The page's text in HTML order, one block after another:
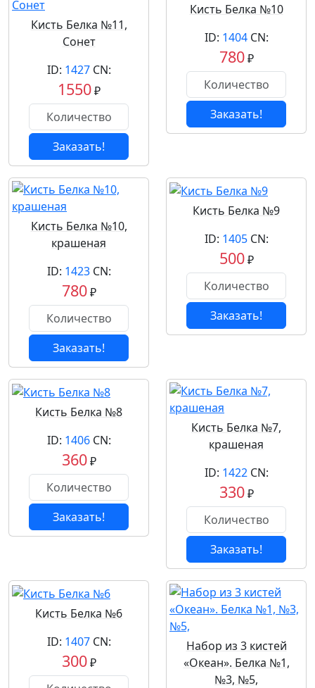
Кисть Белка №11,
Сонет
ID: 1427CN:
1550₽
Заказать!
Кисть Белка №10
ID: 1404CN:
780₽
Заказать!
Кисть Белка №10,
крашеная
ID: 1423CN:
780₽
Заказать!
Кисть Белка №9
ID: 1405CN:
500₽
Заказать!
Кисть Белка №8
ID: 1406CN:
360₽
Заказать!
Кисть Белка №7,
крашеная
ID: 1422CN:
330₽
Заказать!
Кисть Белка №6
ID: 1407CN:
300₽
Набор из 3 кистей
«Океан». Белка №1,
№3, №5,